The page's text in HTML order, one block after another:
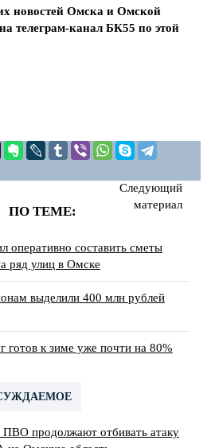
новостей Омска и Омской
телеграм-канал БК55 по этой
Следующий
материал
ПО ТЕМЕ:
составить сметы
ряд улиц в Омске
выделили 400 млн рублей
готов к зиме уже почти на 80%
продолжают отбивать атаку